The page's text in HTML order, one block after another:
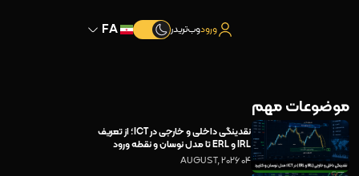
ورودوب‌تریدر
موضوعات مهم
نقدینگی داخلی و خارجی در ICT؛ از تعریف
IRL و ERL تا مدل نوسان و نقطه ورود
04 AUGUST, 2026